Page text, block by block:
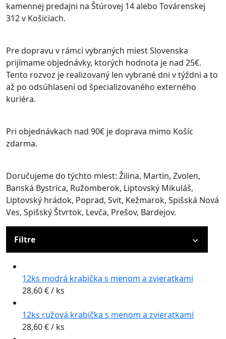
kamennej predajni na Štúrovej 14 alebo Továrenskej
312 v Košiciach.
Pre dopravu v rámci vybraných miest Slovenska
prijímame objednávky, ktorých hodnota je nad 25€.
Tento rozvoz je realizovaný len vybrané dni v týždni a to
až po odsúhlasení od špecializovaného externého
kuriéra.
Pri objednávkach nad 90€ je doprava mimo Košíc
zdarma.
Doručujeme do týchto miest: Žilina, Martin, Zvolen,
Banská Bystrica, Ružomberok, Liptovský Mikuláš,
Liptovský hrádok, Poprad, Svit, Kežmarok, Spišská Nová
Ves, Spišský Štvrtok, Levča, Prešov, Bardejov.
Filtre
Kategórie
Uncategorized (2) Choux (4)
Deň matiek (3)
Detské makrónky (18)
Expresné torty (8)
Hotové boxy (7)
Klasické makrónky (9)
Koláče (14)
Makrónkové boxy (40)
12ks modrá krabička s menom a zvieratkami
28,60€/ ks
12ks ružová krabička s menom a zvieratkami
28,60€/ ks